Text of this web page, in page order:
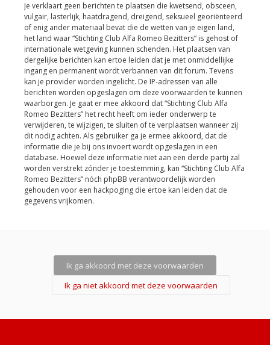
Je verklaart geen berichten te plaatsen die kwetsend, obsceen,
vulgair, lasterlijk, haatdragend, dreigend, seksueel georiënteerd
of enig ander materiaal bevat die de wetten van je eigen land,
het land waar “Stichting Club Alfa Romeo Bezitters” is gehost of
internationale wetgeving kunnen schenden. Het plaatsen van
dergelijke berichten kan ertoe leiden dat je met onmiddellijke
ingang en permanent wordt verbannen van dit forum. Tevens
kan je provider worden ingelicht. De IP-adressen van alle
berichten worden opgeslagen om deze voorwaarden te kunnen
waarborgen. Je gaat er mee akkoord dat “Stichting Club Alfa
Romeo Bezitters” het recht heeft om ieder onderwerp te
verwijderen, te wijzigen, te sluiten of te verplaatsen wanneer zij
dit nodig achten. Als gebruiker ga je ermee akkoord, dat de
informatie die je bij ons invoert wordt opgeslagen in een
database. Hoewel deze informatie niet aan een derde partij zal
worden verstrekt zónder je toestemming, kan “Stichting Club Alfa
Romeo Bezitters” nóch phpBB verantwoordelijk worden
gehouden voor een hackpoging die ertoe kan leiden dat de
gegevens vrijkomen.